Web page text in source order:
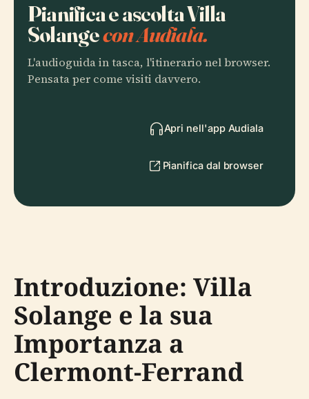
Pianifica e ascolta Villa
Solangecon Audiala.
L'audioguida in tasca, l'itinerario nel browser.
Pensata per come visiti davvero.
Apri nell'app Audiala
Pianifica dal browser
Introduzione: Villa
Solange e la sua
Importanza a
Clermont-Ferrand